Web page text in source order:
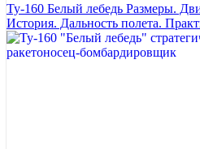
Ту-160 Белый лебедь Размеры.
История. Дальность полета.